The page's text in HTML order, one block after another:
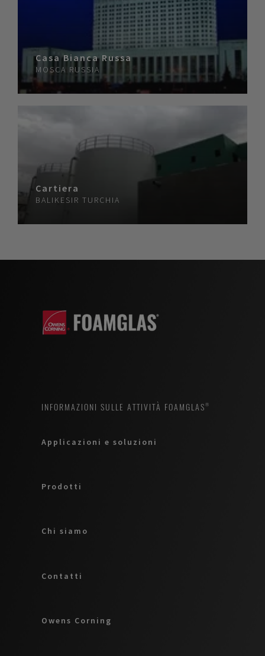
Casa Bianca Russa
MOSCA RUSSIA
Cartiera
BALIKESIR TURCHIA
INFORMAZIONI SULLE ATTIVITÀ FOAMGLAS®
Applicazioni e soluzioni
Prodotti
Chi siamo
Contatti
Owens Corning